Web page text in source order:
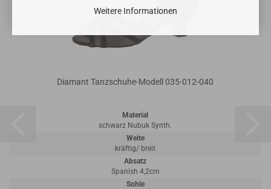
Weitere Informationen
Diamant Tanzschuhe-Modell 035-012-040
Material
schwarz Nubuk Synth.
Weite
kräftig/ breit
Absatz
Spanish 4,2cm
Sohle